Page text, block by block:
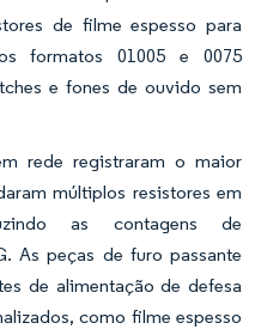
de filme espesso para
formatos 01005 e 0075
e fones de ouvido sem
rede registraram o maior
múltiplos resistores em
as contagens de
As peças de furo passante
de alimentação de defesa
como filme espesso